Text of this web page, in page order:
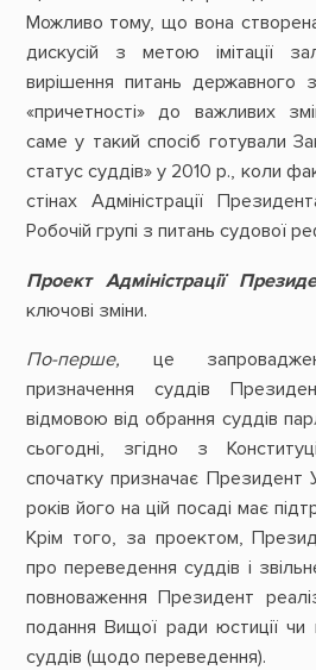
Можливо тому, що вона
дискусій з метою імітації
вирішення питань державного
«причетності» до важливих
саме у такий спосіб готували
статус суддів» у 2010 р., коли
стінах Адміністрації
Робочій групі з питань судової
Проект Адміністрації
ключові зміни.
По-перше, це
призначення суддів
відмовою від обрання суддів
сьогодні, згідно з
спочатку призначає Президент
років його на цій посаді має
Крім того, за проектом,
про переведення суддів і
повноваження Президент
подання Вищої ради юстиції чи
суддів (щодо переведення).